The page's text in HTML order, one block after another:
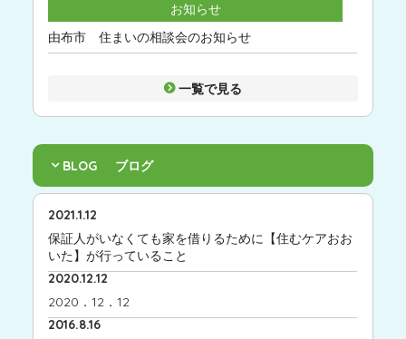
お知らせ
由布市 住まいの相談会のお知らせ
一覧で見る
BLOG ブログ
2021.1.12
保証人がいなくても家を借りるために【住むケアおお
いた】が行っていること
2020.12.12
2020．12．12
2016.8.16